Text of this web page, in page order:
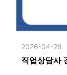
2026-04-26
직업상담사